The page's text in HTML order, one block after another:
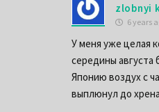
zlobnyi
6 years
У меня уже целая
середины августа
Японию воздух с
выплюнул до